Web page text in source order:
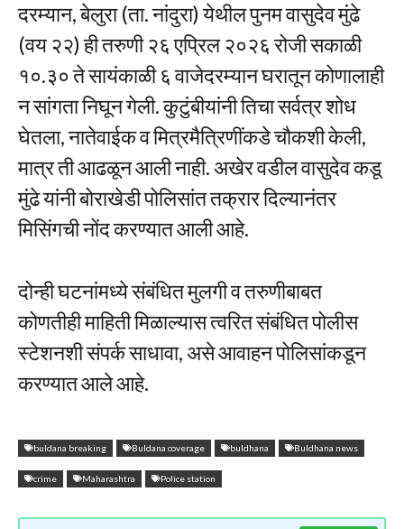
दरम्यान, बेलुरा (ता. नांदुरा) येथील पुनम वासुदेव मुंढे
(वय २२) ही तरुणी २६ एप्रिल २०२६ रोजी सकाळी
१०.३० ते सायंकाळी ६ वाजेदरम्यान घरातून कोणालाही
न सांगता निघून गेली. कुटुंबीयांनी तिचा सर्वत्र शोध
घेतला, नातेवाईक व मित्रमैत्रिणींकडे चौकशी केली,
मात्र ती आढळून आली नाही. अखेर वडील वासुदेव कडू
मुंढे यांनी बोराखेडी पोलिसांत तक्रार दिल्यानंतर
मिसिंगची नोंद करण्यात आली आहे.
दोन्ही घटनांमध्ये संबंधित मुलगी व तरुणीबाबत
कोणतीही माहिती मिळाल्यास त्वरित संबंधित पोलीस
स्टेशनशी संपर्क साधावा, असे आवाहन पोलिसांकडून
करण्यात आले आहे.
buldana breaking Buldana coverage buldhana Buldhana news
crime Maharashtra Police station